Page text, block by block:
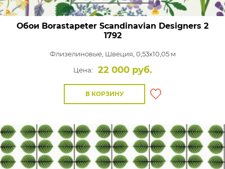
Обои Borastapeter Scandinavian Designers 2
1792
Флизелиновые, Швеция, 0,53x10,05 м
Цена:
22 000 руб.
В КОРЗИНУ